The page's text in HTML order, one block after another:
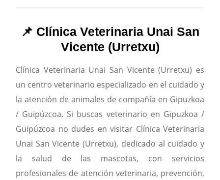
📌 Clínica Veterinaria Unai San
Vicente (Urretxu)
Clínica Veterinaria Unai San Vicente (Urretxu) es
un centro veterinario especializado en el cuidado y
la atención de animales de compañía en Gipuzkoa
/ Guipúzcoa. Si buscas veterinario en Gipuzkoa /
Guipúzcoa no dudes en visitar Clínica Veterinaria
Unai San Vicente (Urretxu), dedicado al cuidado y
la salud de las mascotas, con servicios
profesionales de atención veterinaria, prevención,